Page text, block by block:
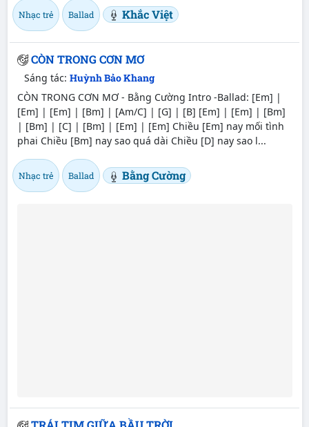
Nhạc trẻ Ballad Khắc Việt
CÒN TRONG CƠN MƠ
Sáng tác: Huỳnh Bảo Khang
CÒN TRONG CƠN MƠ - Bằng Cường Intro -Ballad: [Em] |
[Em] | [Em] | [Bm] | [Am/C] | [G] | [B] [Em] | [Em] | [Bm]
| [Bm] | [C] | [Bm] | [Em] | [Em] Chiều [Em] nay mối tình
phai Chiều [Bm] nay sao quá dài Chiều [D] nay sao l...
Nhạc trẻ Ballad Bằng Cường